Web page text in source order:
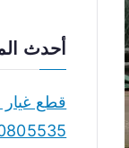
أحدث
50805535 الأصلية صيانة